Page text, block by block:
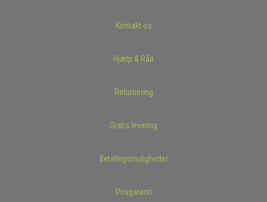
Kontakt os
Hjælp & Råd
Returnering
Gratis levering
Betalingsmuligheder
Prisgaranti